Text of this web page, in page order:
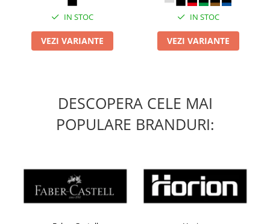
IN STOC
VEZI VARIANTE
IN STOC
VEZI VARIANTE
DESCOPERA CELE MAI
POPULARE BRANDURI: